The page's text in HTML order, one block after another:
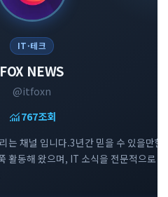
IT·테크
FOX NEWS
@itfoxn
monitoring767조회
는 채널 입니다.3년간 믿을 수 있을만한
활동해 왔으며, IT 소식을 전문적으로